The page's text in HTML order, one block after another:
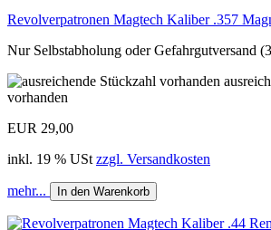
Revolverpatronen Magtech Kaliber .357
Nur Selbstabholung oder Gefahrgutversand
vorhanden
EUR 29,00
inkl. 19 % USt zzgl. Versandkosten
mehr... In den Warenkorb